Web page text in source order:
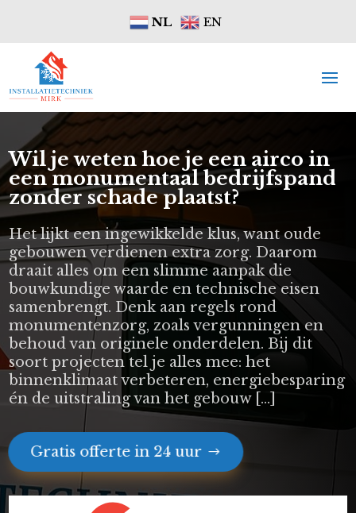
NL EN
Wil je weten hoe je een airco in
een monumentaal bedrijfspand
zonder schade plaatst?
Het lijkt een ingewikkelde klus, want oude
gebouwen verdienen extra zorg. Daarom
draait alles om een slimme aanpak die
bouwkundige waarde en technische eisen
samenbrengt. Denk aan regels rond
monumentenzorg, zoals vergunningen en
behoud van originele onderdelen. Bij dit
soort projecten tel je alles mee: het
binnenklimaat verbeteren, energiebesparing
én de uitstraling van het gebouw […]
Gratis offerte in 24 uur